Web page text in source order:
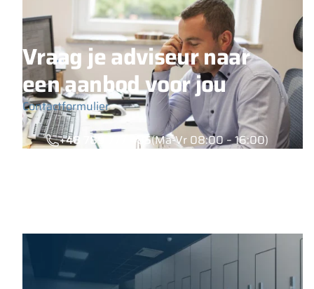
Vraag je adviseur naar
een aanbod voor jou
Contactformulier
+48 789 777 485(Ma-Vr 08:00 – 16:00)